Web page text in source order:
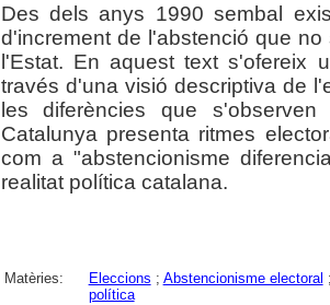
Des dels anys 1990 sembal
d'increment de l'abstenció que
l'Estat. En aquest text s'ofereix
través d'una visió descriptiva de
les diferències que
Catalunya presenta ritmes
com a "abstencionisme
realitat política catalana.
Matèries: Eleccions ; Abstencionisme electoral
política